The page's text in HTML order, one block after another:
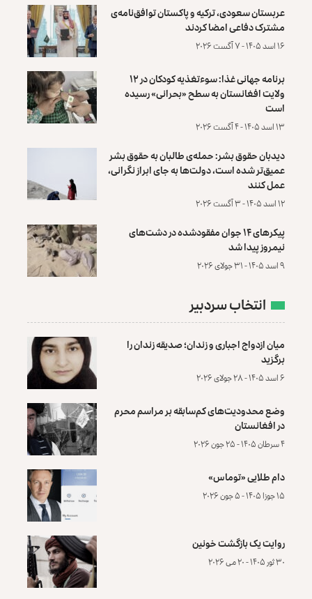
عربستان سعودی، ترکیه و پاکستان توافق‌نامه‌ی
مشترک دفاعی امضا کردند
۱۶ اسد ۱۴۰۵ - ۷ آگست ۲۰۲۶
برنامه جهانی غذا: سوءتغذیه کودکان در ۱۲
ولایت افغانستان به سطح «بحرانی» رسیده
است
۱۳ اسد ۱۴۰۵ - ۴ آگست ۲۰۲۶
دیدبان حقوق بشر: حمله‌ی طالبان به حقوق بشر
عمیق‌تر شده است، دولت‌ها به جای ابراز نگرانی،
عمل کنند
۱۲ اسد ۱۴۰۵ - ۳ آگست ۲۰۲۶
پیکرهای ۱۴ جوان مفقودشده در دشت‌های
نیمروز پیدا شد
۹ اسد ۱۴۰۵ - ۳۱ جولای ۲۰۲۶
انتخاب سردبیر
میان ازدواج اجباری و زندان؛ صدیقه زندان را
برگزید
۶ اسد ۱۴۰۵ - ۲۸ جولای ۲۰۲۶
وضع محدودیت‌های کم‌سابقه بر مراسم محرم
در افغانستان
۴ سرطان ۱۴۰۵ - ۲۵ جون ۲۰۲۶
دام طلایی «توماس»
۱۵ جوزا ۱۴۰۵ - ۵ جون ۲۰۲۶
روایت یک بازگشت خونین
۳۰ ثور ۱۴۰۵ - ۲۰ می ۲۰۲۶